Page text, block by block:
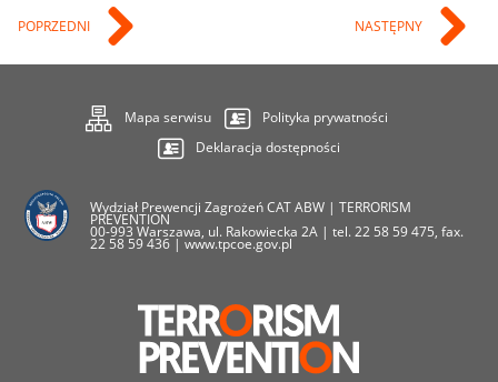
POPRZEDNI NASTĘPNY
Mapa serwisu
Polityka prywatności
Deklaracja dostępności
Wydział Prewencji Zagrożeń CAT ABW | TERRORISM
PREVENTION
00-993 Warszawa, ul. Rakowiecka 2A | tel. 22 58 59 475, fax.
22 58 59 436 | www.tpcoe.gov.pl